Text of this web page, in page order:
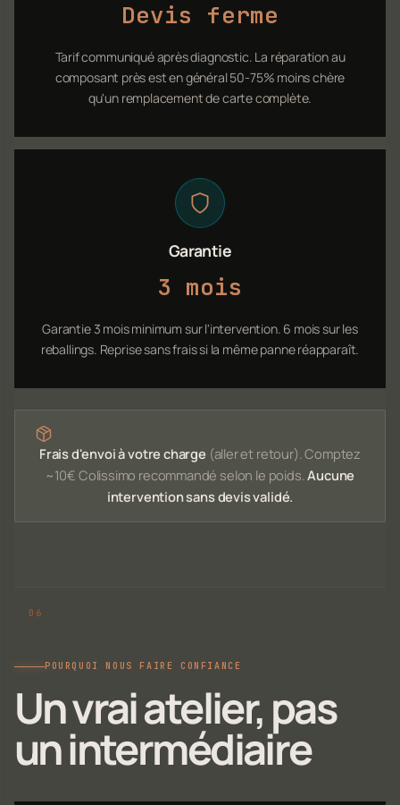
Devis ferme
Tarif communiqué après diagnostic. La réparation au
composant près est en général 50-75% moins chère
qu'un remplacement de carte complète.
Garantie
3 mois
Garantie 3 mois minimum sur l'intervention. 6 mois sur les
reballings. Reprise sans frais si la même panne réapparaît.
Frais d'envoi à votre charge (aller et retour). Comptez
~10€ Colissimo recommandé selon le poids.Aucune
intervention sans devis validé.
POURQUOI NOUS FAIRE CONFIANCE
Un vrai atelier, pas
un intermédiaire